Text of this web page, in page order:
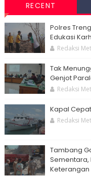
RECENT
Polres
Edukasi
Redaksi
Tak
Genjot
Redaksi
Kapal
Redaksi
Tambang
Sementara,
Keterangan